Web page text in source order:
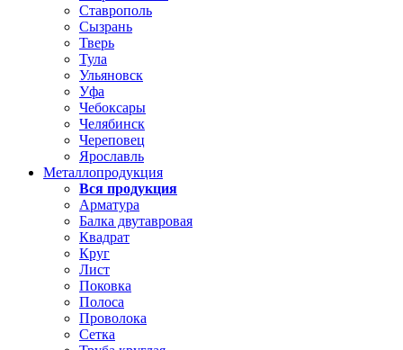
Ставрополь
Сызрань
Тверь
Тула
Ульяновск
Уфа
Чебоксары
Челябинск
Череповец
Ярославль
Металлопродукция
Вся продукция
Арматура
Балка двутавровая
Квадрат
Круг
Лист
Поковка
Полоса
Проволока
Сетка